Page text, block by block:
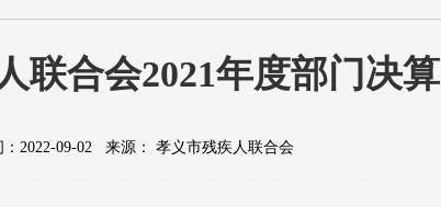
联合会2021年度部门决算
2022-09-02 来源： 孝义市残疾人联合会